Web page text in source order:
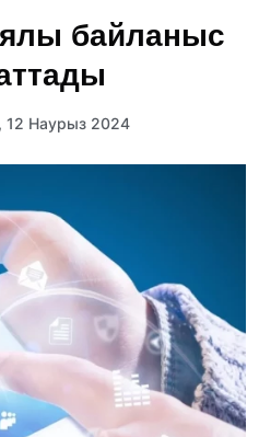
байланыс
12 Наурыз 2024